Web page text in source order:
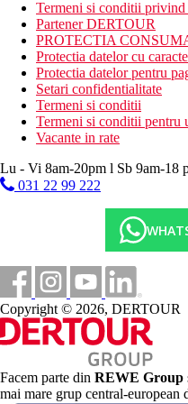
Camera dubla,
Suita Junior de
separate prin usi
Maisonette de
baie la parter, 2
Suita de familie,
prin usi, chicineta
Garsoniera, vedere
bucatarie
separate printr-o
Suita de familie,
separate prin usi, 2
Descrierea hotelului
Hotelul ofera:
Cladire principala si
receptie, lobby bar,
a la carte (asiatice,
conferinte. In
mare, una cu
terasa la soare,
bar la piscina.
Descrierea plajei
Termeni si conditii privind
Partener DERTOUR
PROTECTIA
Protectia datelor cu
Protectia datelor pentru
Setari confidentialitate
Termeni si conditii
Termeni si conditii pentru
Vacante in rate
Lu - Vi 8am-20pm l Sb 9am-18
031 22 99 222
Copyright © 2026, DERTOUR
Facem parte din REWE Group
mai mare grup central-european